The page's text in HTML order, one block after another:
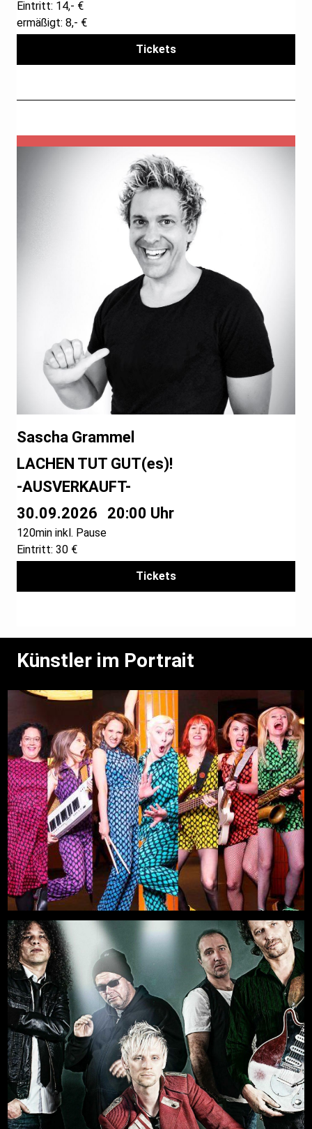
Eintritt: 14,- €
ermäßigt: 8,- €
Tickets
30.09.2026 20:00 Uhr
120min inkl. Pause
Eintritt: 30 €
Tickets
Sascha Grammel
LACHEN TUT GUT(es)!
-AUSVERKAUFT-
Künstler im Portrait
Titanium
29.08.2026, 19:00
Freilichtbühne an der Zitadelle
Mehr
11.09.2026, 20:00
Freilichtbühne an der Zitadelle
Mehr